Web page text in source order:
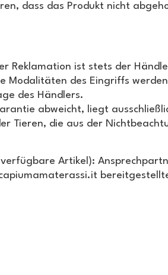
dass das Produkt nicht
Reklamation ist stets der
des Eingriffs
des Händlers.
abweicht, liegt
Tieren, die aus der
Artikel):